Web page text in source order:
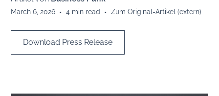
March 6, 2026 • 4 min read • Zum Original-Artikel (extern)
Download Press Release